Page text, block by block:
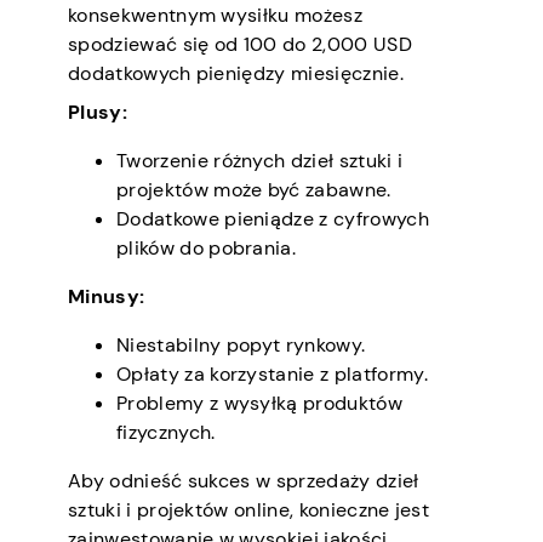
konsekwentnym wysiłku możesz
spodziewać się od 100 do 2,000 USD
dodatkowych pieniędzy miesięcznie.
Plusy:
Tworzenie różnych dzieł sztuki i
projektów może być zabawne.
Dodatkowe pieniądze z cyfrowych
plików do pobrania.
Minusy:
Niestabilny popyt rynkowy.
Opłaty za korzystanie z platformy.
Problemy z wysyłką produktów
fizycznych.
Aby odnieść sukces w sprzedaży dzieł
sztuki i projektów online, konieczne jest